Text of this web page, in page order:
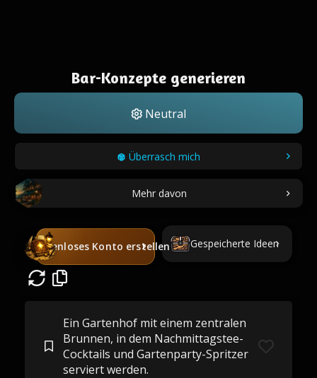
Bar-Konzepte generieren
Neutral
Überrasch mich
Mehr davon
Kostenloses Konto erstellen Gespeicherte Ideen
Ein Gartenhof mit einem zentralen
Brunnen, in dem Nachmittagstee-
Cocktails und Gartenparty-Spritzer
serviert werden.